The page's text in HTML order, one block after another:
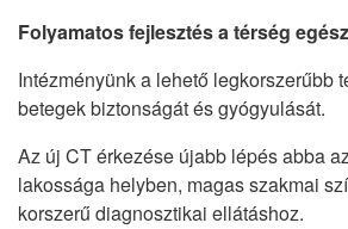
Folyamatos fejlesztés a térség
Intézményünk a lehető legkorszerűbb
betegek biztonságát és gyógyulását.
Az új CT érkezése újabb lépés abba
lakossága helyben, magas szakmai
korszerű diagnosztikai ellátáshoz.